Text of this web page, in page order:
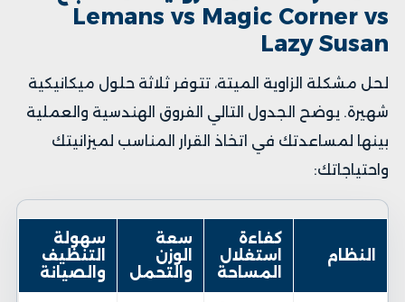
Lemans vs Magic Corner vs
Lazy Susan
لحل مشكلة الزاوية الميتة، تتوفر ثلاثة حلول ميكانيكية
شهيرة. يوضح الجدول التالي الفروق الهندسية والعملية
بينها لمساعدتك في اتخاذ القرار المناسب لميزانيتك
واحتياجاتك:
النظام
كفاءة
استغلال
المساحة
سعة
الوزن
والتحمل
سهولة
التنظيف
والصيانة